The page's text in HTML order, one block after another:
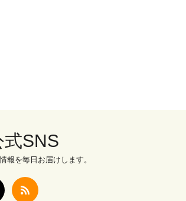
式SNS
報を毎日お届けします。